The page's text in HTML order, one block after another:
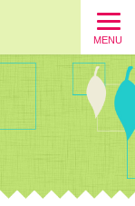
MENU